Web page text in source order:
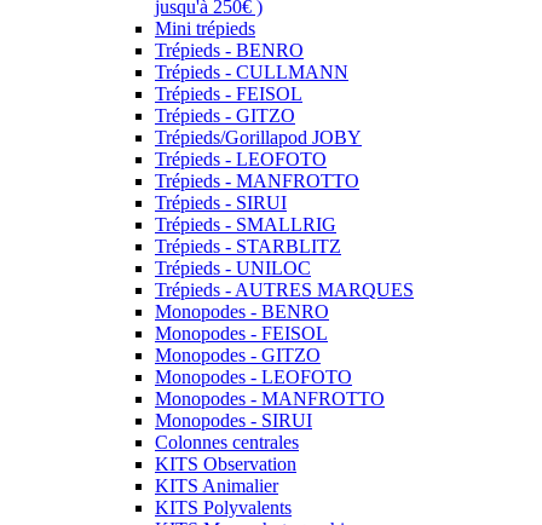
jusqu'à 250€ )
Mini trépieds
Trépieds - BENRO
Trépieds - CULLMANN
Trépieds - FEISOL
Trépieds - GITZO
Trépieds/Gorillapod JOBY
Trépieds - LEOFOTO
Trépieds - MANFROTTO
Trépieds - SIRUI
Trépieds - SMALLRIG
Trépieds - STARBLITZ
Trépieds - UNILOC
Trépieds - AUTRES MARQUES
Monopodes - BENRO
Monopodes - FEISOL
Monopodes - GITZO
Monopodes - LEOFOTO
Monopodes - MANFROTTO
Monopodes - SIRUI
Colonnes centrales
KITS Observation
KITS Animalier
KITS Polyvalents